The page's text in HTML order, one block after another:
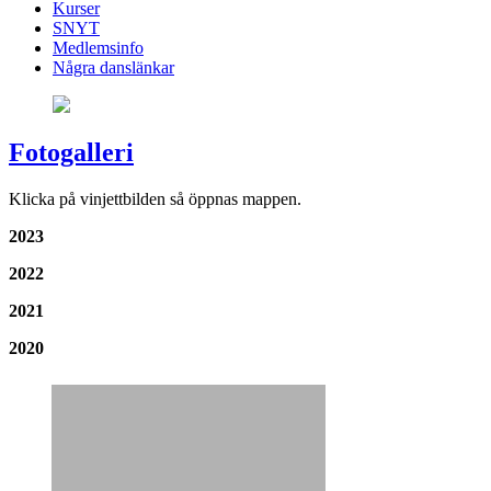
Kurser
SNYT
Medlemsinfo
Några danslänkar
Fotogalleri
Klicka på vinjettbilden så öppnas mappen.
2023
2022
2021
2020